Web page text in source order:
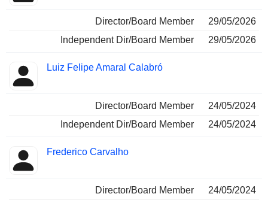
Director/Board Member
29/05/2026
Independent Dir/Board Member
29/05/2026
Luiz Felipe Amaral Calabró
Director/Board Member
24/05/2024
Independent Dir/Board Member
24/05/2024
Frederico Carvalho
Director/Board Member
24/05/2024